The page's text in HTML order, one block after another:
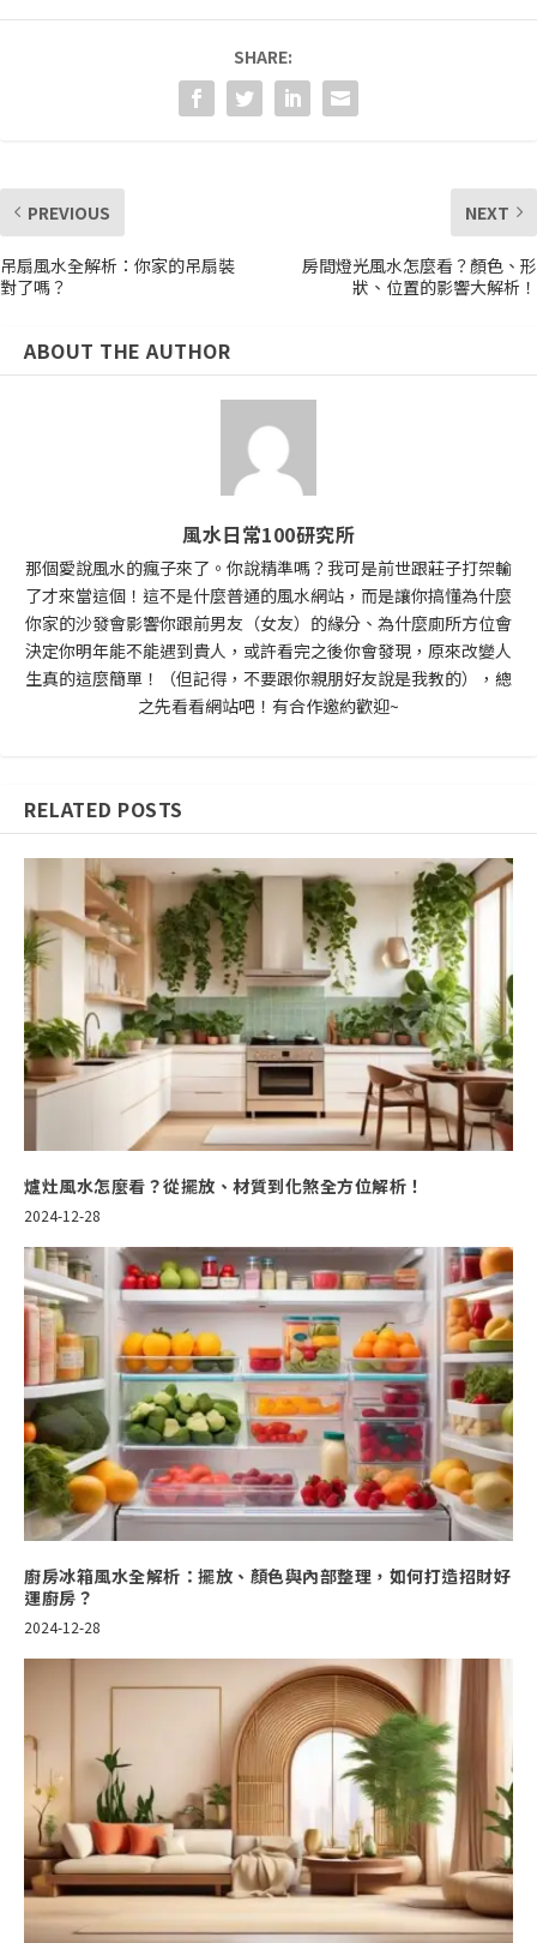
SHARE:
PREVIOUS
吊扇風水全解析：你家的吊扇裝
對了嗎？
NEXT
房間燈光風水怎麼看？顏色、形
狀、位置的影響大解析！
ABOUT THE AUTHOR
風水日常100研究所
那個愛說風水的瘋子來了。你說精準嗎？我可是前世跟莊子打架輸
了才來當這個！這不是什麼普通的風水網站，而是讓你搞懂為什麼
你家的沙發會影響你跟前男友（女友）的緣分、為什麼廁所方位會
決定你明年能不能遇到貴人，或許看完之後你會發現，原來改變人
生真的這麼簡單！（但記得，不要跟你親朋好友說是我教的），總
之先看看網站吧！有合作邀約歡迎~
RELATED POSTS
爐灶風水怎麼看？從擺放、材質到化煞全方位解析！
2024-12-28
廚房冰箱風水全解析：擺放、顏色與內部整理，如何打造招財好
運廚房？
2024-12-28